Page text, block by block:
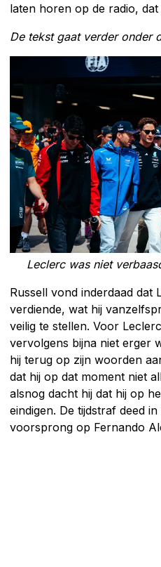
laten horen op de radio, dat
De tekst gaat verder onder
Leclerc was niet
Russell vond inderdaad dat
verdiende, wat hij
veilig te stellen. Voor
vervolgens bijna niet erger
hij terug op zijn woorden
dat hij op dat moment niet
alsnog dacht hij dat hij op
eindigen. De tijdstraf deed
voorsprong op Fernando